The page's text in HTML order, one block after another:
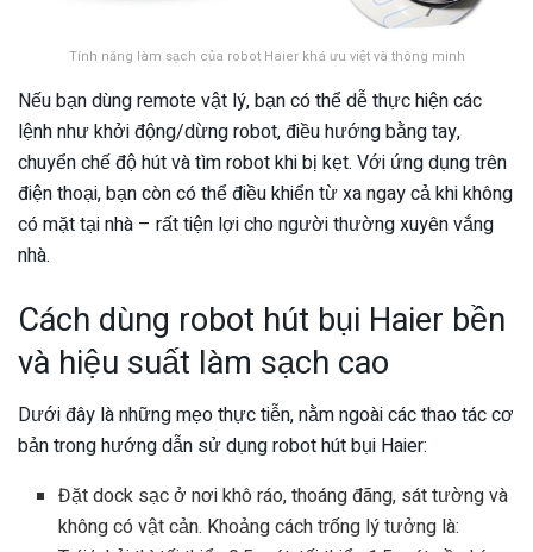
Tính năng làm sạch của robot Haier khá ưu việt và thông minh
Nếu bạn dùng remote vật lý, bạn có thể dễ thực hiện các
lệnh như khởi động/dừng robot, điều hướng bằng tay,
chuyển chế độ hút và tìm robot khi bị kẹt. Với ứng dụng trên
điện thoại, bạn còn có thể điều khiển từ xa ngay cả khi không
có mặt tại nhà – rất tiện lợi cho người thường xuyên vắng
nhà.
Cách dùng robot hút bụi Haier bền
và hiệu suất làm sạch cao
Dưới đây là những mẹo thực tiễn, nằm ngoài các thao tác cơ
bản trong hướng dẫn sử dụng robot hút bụi Haier:
Đặt dock sạc ở nơi khô ráo, thoáng đãng, sát tường và
không có vật cản. Khoảng cách trống lý tưởng là: